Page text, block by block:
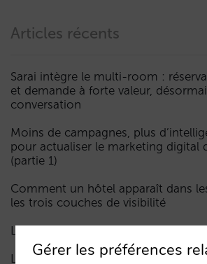
Articles récents
Sarai intègre le multi-room :
et demande à forte valeur,
conversation
Moins de campagnes, plus
pour actualiser le marketing digital
(partie 1)
Comment un hôtel apparaît dans
les trois couches de visibilité
La fin de l’ère « Book on Metasearch
Le funnel dans l’IA est cassé. La clé
Gérer les préférences